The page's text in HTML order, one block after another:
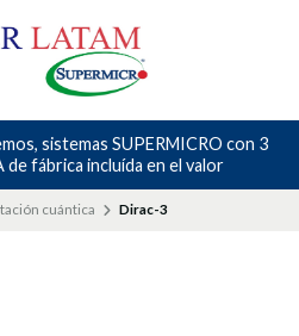
sistemas SUPERMICRO con 3
fábrica incluída en el valor
cuántica Dirac-3